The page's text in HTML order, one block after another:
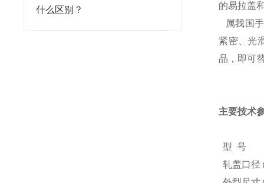
什么区别？
的易拉盖
属我国
紧密、光
品，即可
主要技术
型 号
轧盖口径